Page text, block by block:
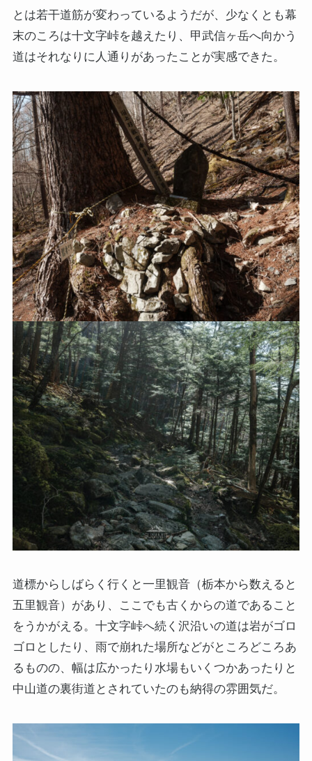
とは若干道筋が変わっているようだが、少なくとも幕
末のころは十文字峠を越えたり、甲武信ヶ岳へ向かう
道はそれなりに人通りがあったことが実感できた。
道標からしばらく行くと一里観音（栃本から数えると
五里観音）があり、ここでも古くからの道であること
をうかがえる。十文字峠へ続く沢沿いの道は岩がゴロ
ゴロとしたり、雨で崩れた場所などがところどころあ
るものの、幅は広かったり水場もいくつかあったりと
中山道の裏街道とされていたのも納得の雰囲気だ。